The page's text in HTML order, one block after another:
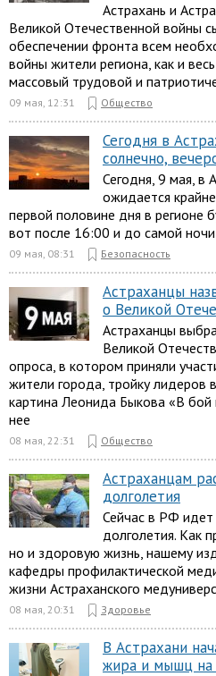
Астрахань и
Великой Отечественной войны
обеспечении фронта всем
войны жители региона, как и
массовый трудовой и
09 мая, 12:31 Общество
Сегодня в
солнечно,
Сегодня, 9 мая, в
ожидается
первой половине дня в регионе
вот после 16:00 и до самой
09 мая, 08:31 Безопасность
Астраханцы
о Великой
Астраханцы
Великой
опроса, в котором приняли
жители города, тройку лидеров
картина Леонида Быкова «В бой
нее
08 мая, 22:31 Общество
Астраханцам
долголетия
Сейчас в РФ
долголетия. Как
но и здоровую жизнь, нашему
кафедры профилактической
жизни Астраханского
08 мая, 20:31 Здоровье
В Астрахани
жира и мышц на